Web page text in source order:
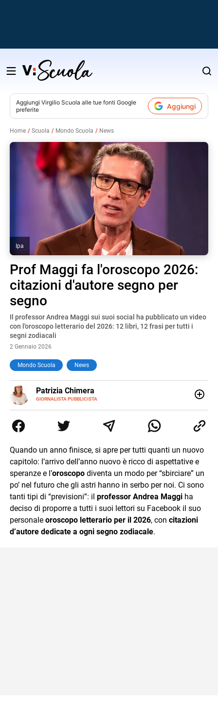
Salta
contenuto
Aggiungi Virgilio Scuola alle tue fonti Google
preferite
Aggiungi
Home Scuola Mondo Scuola News
Ipa
Prof Maggi fa l'oroscopo 2026:
citazioni d'autore segno per
segno
Il professor Andrea Maggi sui suoi social ha pubblicato un video
con l'oroscopo letterario del 2026: 12 libri, 12 frasi per tutti i
segni zodiacali
2 Gennaio 2026
Mondo Scuola News
Patrizia Chimera
GIORNALISTA PUBBLICISTA
E-
MAIL
LINKEDIN
collaborato con grandi gruppi editoriali e agenzie di
comunicazione specializzandosi nella scrittura di articoli
Quando un anno finisce, si apre per tutti quanti un nuovo
capitolo: l’arrivo dell’anno nuovo è ricco di aspettative e
speranze e l’oroscopo diventa un modo per “sbirciare” un
po’ nel futuro che gli astri hanno in serbo per noi. Ci sono
tanti tipi di “previsioni”: il professor Andrea Maggi ha
deciso di proporre a tutti i suoi lettori su Facebook il suo
personale oroscopo letterario per il 2026, con citazioni
d’autore dedicate a ogni segno zodiacale.